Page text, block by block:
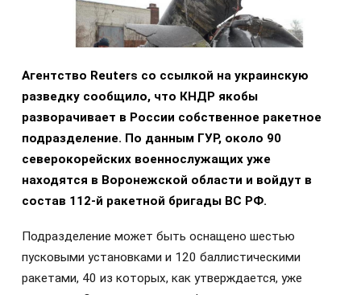
Агентство Reuters со ссылкой на украинскую
разведку сообщило, что КНДР якобы
разворачивает в России собственное ракетное
подразделение. По данным ГУР, около 90
северокорейских военнослужащих уже
находятся в Воронежской области и войдут в
состав 112-й ракетной бригады ВС РФ.
Подразделение может быть оснащено шестью
пусковыми установками и 120 баллистическими
ракетами, 40 из которых, как утверждается, уже